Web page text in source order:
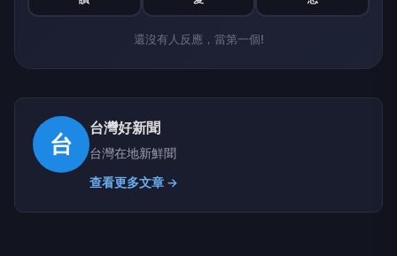
還沒有人反應，當第一個!
台
台灣好新聞
台灣在地新鮮聞
查看更多文章 →